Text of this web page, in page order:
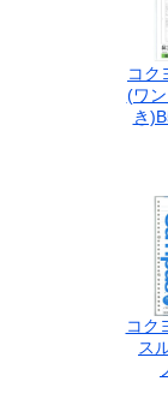
コク
(ワ
き
コク
ス